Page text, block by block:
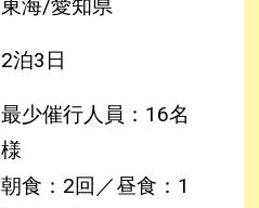
東海/愛知県
2泊3日
最少催行人員：16名
様
朝食：2回／昼食：1